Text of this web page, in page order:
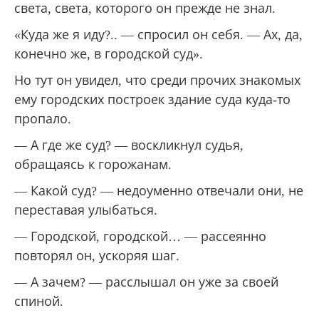
света, света, которого он прежде не знал.
«Куда же я иду?.. — спросил он себя. — Ах, да,
конечно же, в городской суд».
Но тут он увидел, что среди прочих знакомых
ему городских построек здание суда куда-то
пропало.
— А где же суд? — воскликнул судья,
обращаясь к горожанам.
— Какой суд? — недоуменно отвечали они, не
переставая улыбаться.
— Городской, городской… — рассеянно
повторял он, ускоряя шаг.
— А зачем? — расслышал он уже за своей
спиной.